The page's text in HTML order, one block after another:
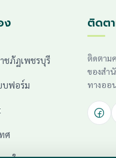
ง
ชภัฏเพชรบุรี
บฟอร์ม
ศ
ติดต
ติดตาม
ของสำ
ทางออ